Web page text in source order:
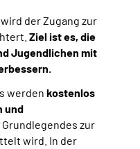
wird der Zugang zur
Ziel ist es, die
Jugendlichen mit
werden kostenlos
und
zur
wird. In der